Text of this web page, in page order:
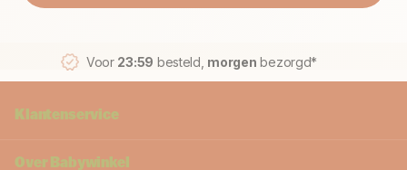
Voor 23:59 besteld, morgen bezorgd*
Klantenservice
Over Babywinkel